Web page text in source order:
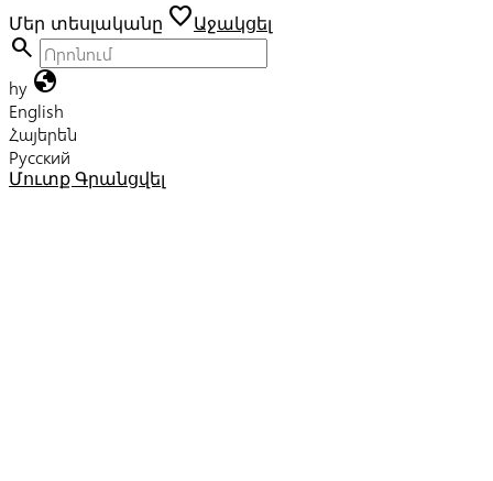
Մեր տեսլականը favoriteԱջակցել
search
hy globe
English
Հայերեն
Русский
Մուտք Գրանցվել